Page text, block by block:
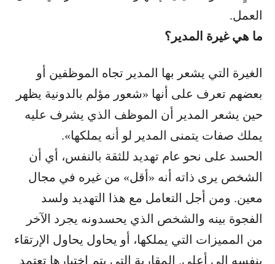
العمل.
ما هي غيرة المدير؟
الغيرة التي يشعر بها المدير تجاه الموظفين أو
بعضهم تعرف على أنها «شعور مؤلم بالدونية يظهر
حين يشعر المدير أن الموظف الذي يشرف عليه
يملك صفات يتمنى المدير لو أنه يملكها».
الحسد على نحو عام تهديد للثقة بالنفس، أي أن
الشخص يرى ذاته أنه «أقل» من غيره في مجال
معين. ومن أجل التعامل مع هذا التهديد ولسد
الفجوة بينه والشخص الذي يحسدونه يجرد الآخر
من المميزات التي يملكها، أو يحاول يحاول الإرتقاء
بنفسه إلى أعلى. المقاربة التي يتم اختيارها تعتمد